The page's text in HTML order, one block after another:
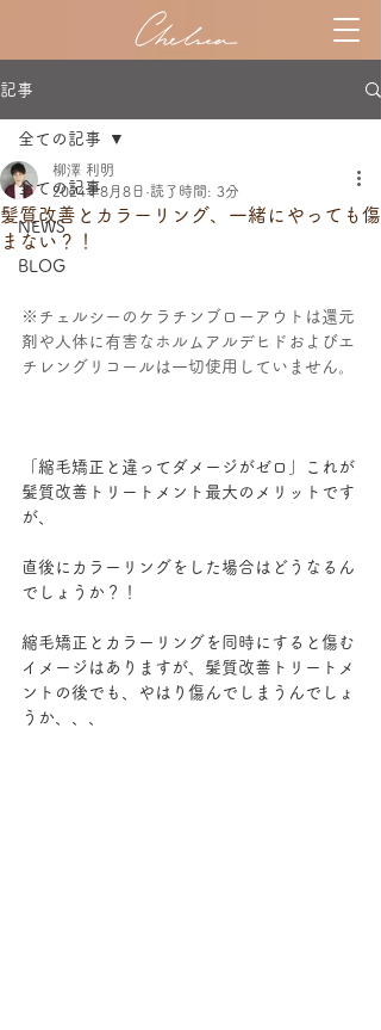
記事
全ての記事
NEWS
BLOG
全ての記事
髪質改善とカラーリング、一緒にやっても傷
まない？！
柳澤 利明
2024年8月8日 読了時間: 3分
※チェルシーのケラチンブローアウトは還元
剤や人体に有害なホルムアルデヒドおよびエ
チレングリコールは一切使用していません。
「縮毛矯正と違ってダメージがゼロ」これが
髪質改善トリートメント最大のメリットです
が、
直後にカラーリングをした場合はどうなるん
でしょうか？！
縮毛矯正とカラーリングを同時にすると傷む
イメージはありますが、髪質改善トリートメ
ントの後でも、やはり傷んでしまうんでしょ
うか、、、